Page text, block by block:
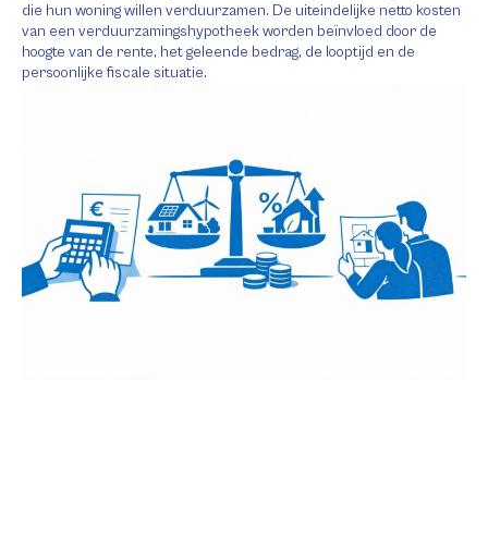
die hun woning willen verduurzamen. De uiteindelijke netto kosten
van een verduurzamingshypotheek worden beïnvloed door de
hoogte van de rente, het geleende bedrag, de looptijd en de
persoonlijke fiscale situatie.